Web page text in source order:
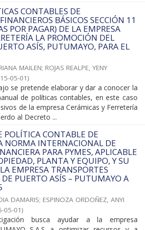
CONTABLES DE
BÁSICOS SECCIÓN 11
POR PAGAR) DE LA EMPRESA
LA PROMOCIÓN DEL
ASÍS, PUTUMAYO, PARA EL
MAILEN; ROJAS REALPE, YENY
05-01)
se pretende elaborar y dar a conocer la
de políticas contables, en este caso
de la empresa Cerámicas y Ferretería
al Decreto ...
POLÍTICA CONTABLE DE
NORMA INTERNACIONAL DE
PARA PYMES, APLICABLE
PLANTA Y EQUIPO, Y SU
EMPRESA TRANSPORTES
PUERTO ASÍS – PUTUMAYO A
DAMARIS; ESPINOZA ORDOÑEZ, ANYI
05-01)
busca ayudar a la empresa